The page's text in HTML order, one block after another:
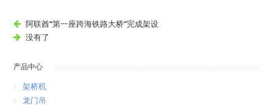
阿联酋“第一座跨海铁路大桥”完成架设
没有了
产品中心
架桥机
龙门吊